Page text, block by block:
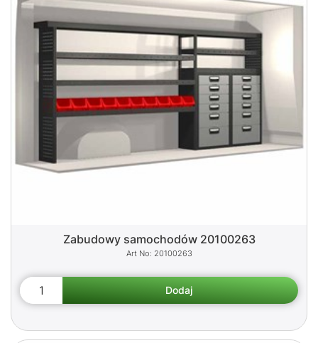
Zabudowy samochodów 20100263
20100263